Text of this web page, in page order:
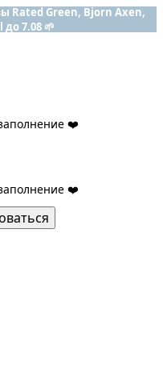
Rated Green, Bjorn Axen,
7.08 🌱
❤️
❤️